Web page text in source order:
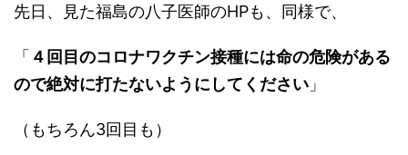
先日、見た福島の八子医師のHPも、同様で、
「 ４回目のコロナワクチン接種には命の危険がある
ので絶対に打たないようにしてください 」
（もちろん3回目も）